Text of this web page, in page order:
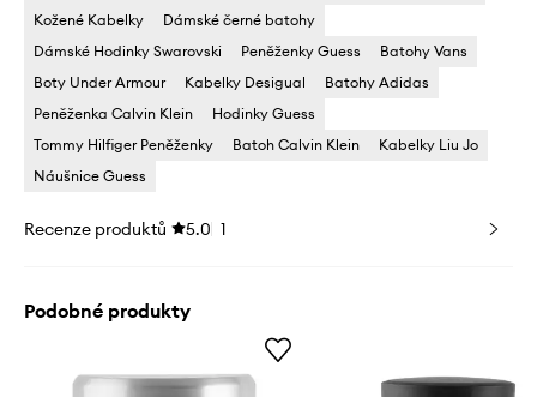
Kožené Kabelky
Dámské černé batohy
Dámské Hodinky Swarovski
Peněženky Guess
Batohy Vans
Boty Under Armour
Kabelky Desigual
Batohy Adidas
Peněženka Calvin Klein
Hodinky Guess
Tommy Hilfiger Peněženky
Batoh Calvin Klein
Kabelky Liu Jo
Náušnice Guess
Recenze produktů 5.0 1
Podobné produkty